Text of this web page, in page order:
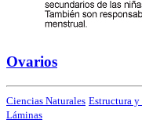
Ovarios
Ciencias Naturales Estructura
Láminas